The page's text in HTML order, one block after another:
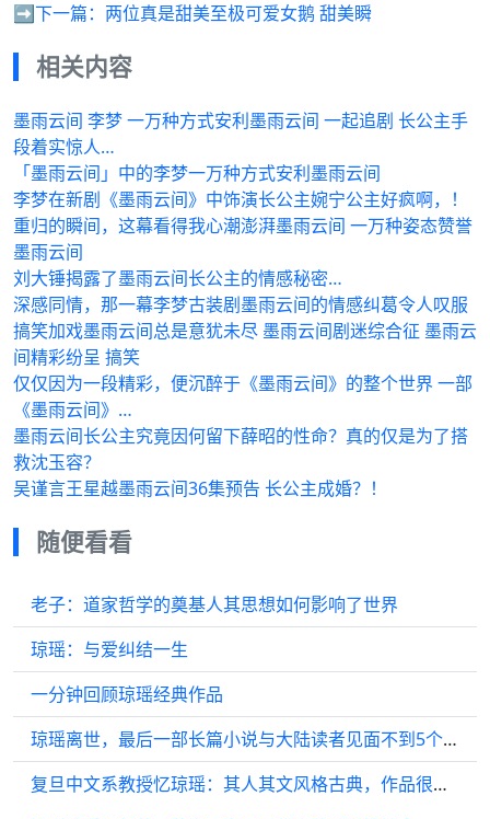
➡️下一篇： 两位真是甜美至极可爱女鹅 甜美瞬
相关内容
墨雨云间 李梦 一万种方式安利墨雨云间 一起追剧 长公主手
段着实惊人…
「墨雨云间」中的李梦一万种方式安利墨雨云间
李梦在新剧《墨雨云间》中饰演长公主婉宁公主好疯啊，！
重归的瞬间，这幕看得我心潮澎湃墨雨云间 一万种姿态赞誉
墨雨云间
刘大锤揭露了墨雨云间长公主的情感秘密…
深感同情，那一幕李梦古装剧墨雨云间的情感纠葛令人叹服
搞笑加戏墨雨云间总是意犹未尽 墨雨云间剧迷综合征 墨雨云
间精彩纷呈 搞笑
仅仅因为一段精彩，便沉醉于《墨雨云间》的整个世界 一部
《墨雨云间》…
墨雨云间长公主究竟因何留下薛昭的性命？真的仅是为了搭
救沈玉容？
吴谨言王星越墨雨云间36集预告 长公主成婚？！
随便看看
老子：道家哲学的奠基人其思想如何影响了世界
琼瑶：与爱纠结一生
一分钟回顾琼瑶经典作品
琼瑶离世，最后一部长篇小说与大陆读者见面不到5个月
复旦中文系教授忆琼瑶：其人其文风格古典，作品很有时代价值